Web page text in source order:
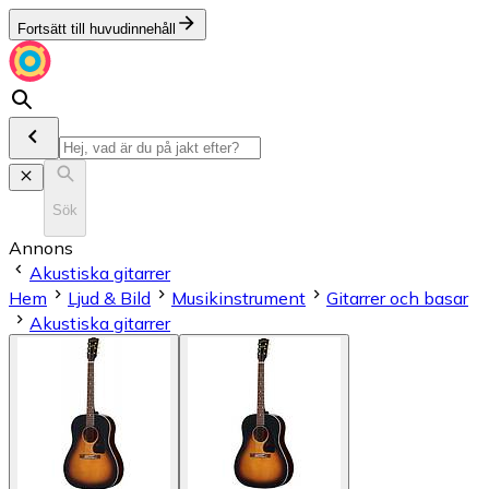
Fortsätt till huvudinnehåll
Sök
Annons
Akustiska gitarrer
Hem
Ljud & Bild Musikinstrument
Gitarrer och basar
Akustiska gitarrer